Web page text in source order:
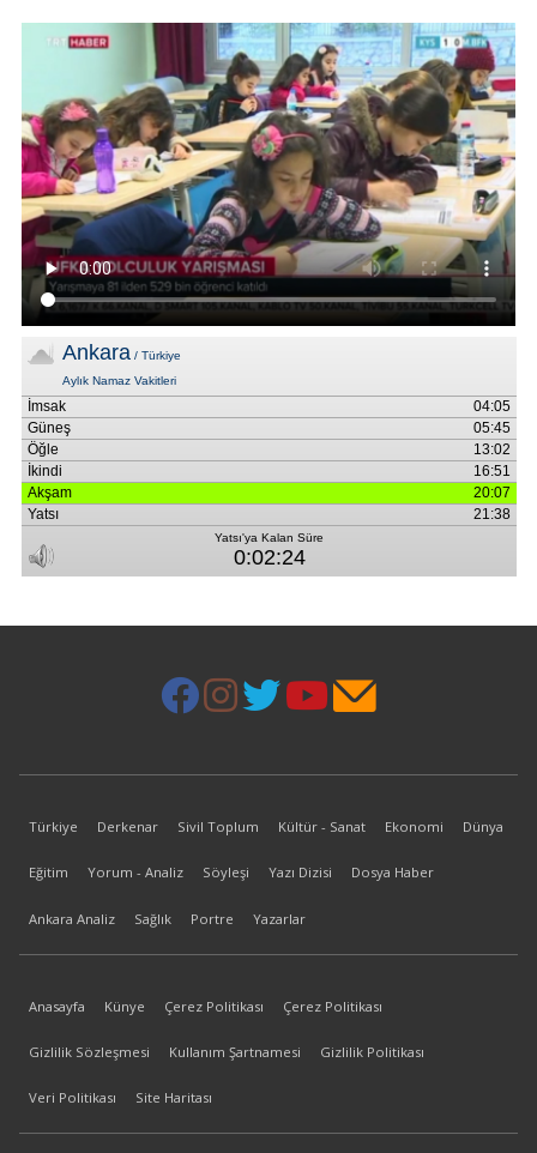
Türkiye Derkenar Sivil Toplum Kültür - Sanat Ekonomi Dünya
Eğitim Yorum - Analiz Söyleşi Yazı Dizisi Dosya Haber
Ankara Analiz Sağlık Portre Yazarlar
Anasayfa Künye Çerez Politikası Çerez Politikası
Gizlilik Sözleşmesi Kullanım Şartnamesi Gizlilik Politikası
Veri Politikası Site Haritası